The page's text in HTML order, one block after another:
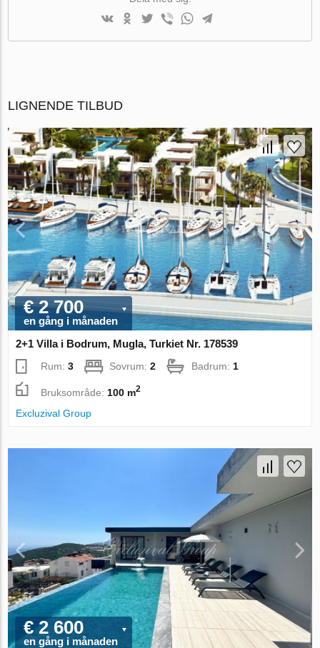
LIGNENDE TILBUD
€ 2 700
en gång i månaden
2+1 Villa i Bodrum, Mugla, Turkiet Nr. 178539
Rum:3 Sovrum:2 Badrum: 1
Bruksområde: 100 m2
Excluzival Group
€ 2 600
en gång i månaden